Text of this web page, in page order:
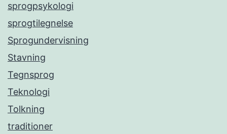
sprogpsykologi
sprogtilegnelse
Sprogundervisning
Stavning
Tegnsprog
Teknologi
Tolkning
traditioner